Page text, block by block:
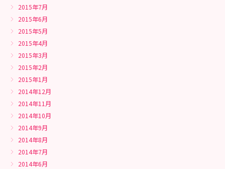
2015年7月
2015年6月
2015年5月
2015年4月
2015年3月
2015年2月
2015年1月
2014年12月
2014年11月
2014年10月
2014年9月
2014年8月
2014年7月
2014年6月